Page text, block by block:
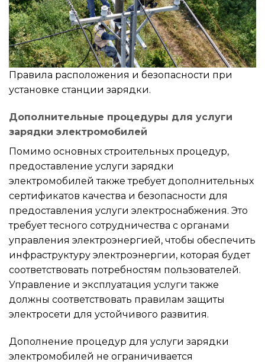
Правила расположения и безопасности при
установке станции зарядки.
Дополнительные процедуры для услуги
зарядки электромобилей
Помимо основных строительных процедур,
предоставление услуги зарядки
электромобилей также требует дополнительных
сертификатов качества и безопасности для
предоставления услуги электроснабжения. Это
требует тесного сотрудничества с органами
управления электроэнергией, чтобы обеспечить
инфраструктуру электроэнергии, которая будет
соответствовать потребностям пользователей.
Управление и эксплуатация услуги также
должны соответствовать правилам защиты
электросети для устойчивого развития.
Дополнение процедур для услуги зарядки
электромобилей не ограничивается